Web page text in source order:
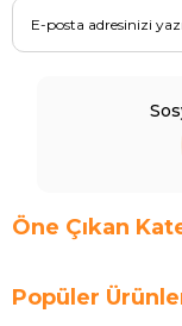
Öne Çıkan
Popüler